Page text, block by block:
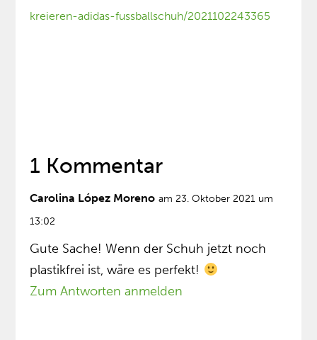
kreieren-adidas-fussballschuh/2021102243365
1 Kommentar
Carolina López Moreno am 23. Oktober 2021 um
13:02
Gute Sache! Wenn der Schuh jetzt noch
plastikfrei ist, wäre es perfekt!
Zum Antworten anmelden